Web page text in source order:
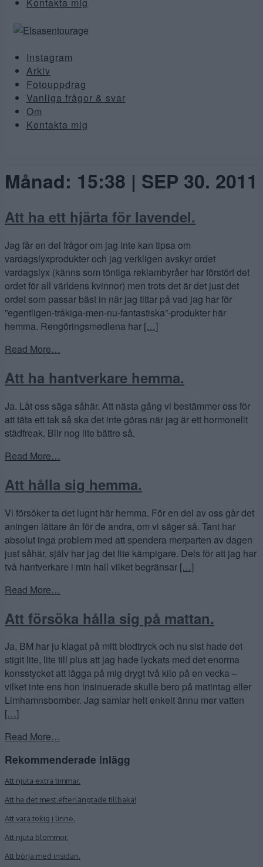
Kontakta mig
Instagram
Arkiv
Fotouppdrag
Vanliga frågor & svar
Om
Kontakta mig
Månad: 15:38 | SEP 30. 2011
Att ha ett hjärta för lavendel.
Jag får en del frågor om jag inte kan tipsa om
vardagslyxprodukter och jag verkligen avskyr ordet
vardagslyx (känns som töntiga reklambyråer har förstört det
ordet för all världens kvinnor) men trots det är det just det
ordet som passar bäst in när jag tittar på vad jag har för
”egentligen-tråkiga-men-nu-fantastiska”-produkter här
hemma. Rengöringsmedlena har […]
Read More…
Att ha hantverkare hemma.
Ja. Låt oss säga såhär. Att nästa gång vi bestämmer oss för
att täta ett tak så ska det inte göras när jag är ett hormonellt
städfreak. Blir nog lite bättre så.
Read More…
Att hålla sig hemma.
Vi försöker ta det lugnt här hemma. För en del av oss går det
aningen lättare än för de andra, om vi säger så. Tant har
absolut inga problem med att spendera merparten av dagen
just såhär, själv har jag det lite kämpigare. Dels för att jag har
två hantverkare i min hall vilket begränsar […]
Read More…
Att försöka hålla sig på mattan.
Ja, BM har ju klagat på mitt blodtryck och nu sist hade det
stigit lite, lite till plus att jag hade lyckats med det enorma
konsstycket att lägga på mig drygt två kilo på en vecka –
vilket inte ens hon insinuerade skulle bero på matintag eller
Limhamnsbomber. Jag samlar helt enkelt ännu mer vatten
[…]
Read More…
Rekommenderade inlägg
Att njuta extra timmar.
Att ha det mest efterlängtade tillbaka!
Att vara tokig i linne.
Att njuta blommor.
Att börja med insidan.